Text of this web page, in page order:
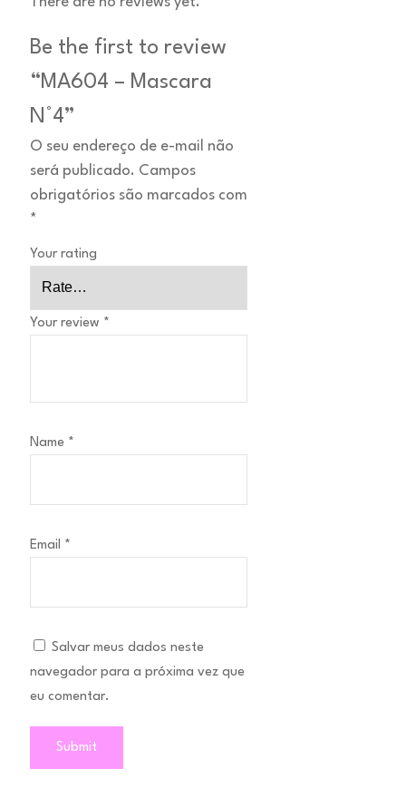
Be the first to review
“MA604 – Mascara
N°4”
O seu endereço de e-mail não
será publicado. Campos
obrigatórios são marcados com
*
Your rating
Your review *
Name *
Email *
Salvar meus dados neste
navegador para a próxima vez que
eu comentar.